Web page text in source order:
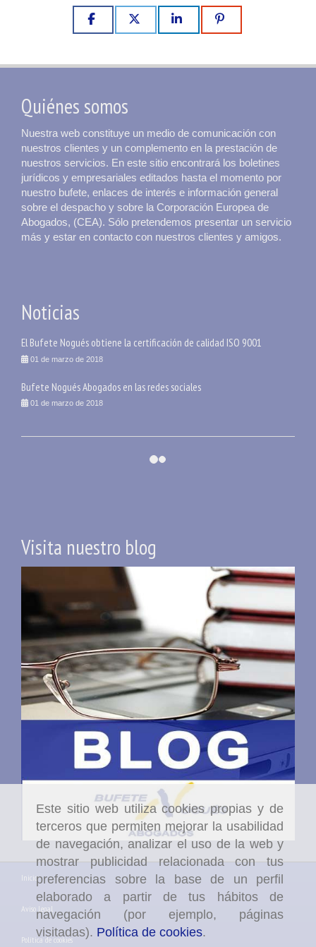
Este sitio web utiliza cookies propias y de
terceros que permiten mejorar la usabilidad
de navegación, analizar el uso de la web y
mostrar publicidad relacionada con tus
preferencias sobre la base de un perfil
elaborado a partir de tus hábitos de
navegación (por ejemplo, páginas
visitadas). Política de cookies.
Quiénes somos
Nuestra web constituye un medio de comunicación con
nuestros clientes y un complemento en la prestación de
nuestros servicios. En este sitio encontrará los boletines
jurídicos y empresariales editados hasta el momento por
nuestro bufete, enlaces de interés e información general
sobre el despacho y sobre la Corporación Europea de
Abogados, (CEA). Sólo pretendemos presentar un servicio
más y estar en contacto con nuestros clientes y amigos.
Noticias
El Bufete Nogués obtiene la certificación de calidad ISO 9001
01 de marzo de 2018
Bufete Nogués Abogados en las redes sociales
01 de marzo de 2018
Visita nuestro blog
Inicio
Aviso Legal
Política de cookies